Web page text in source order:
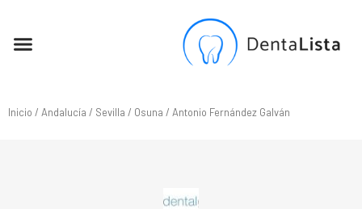
Inicio / Andalucía / Sevilla / Osuna / Antonio Fernández Galván